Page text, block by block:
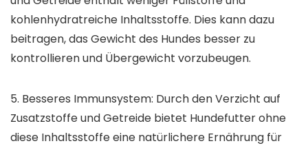
kohlenhydratreiche Inhaltsstoffe. Dies kann dazu
beitragen, das Gewicht des Hundes besser zu
kontrollieren und Übergewicht vorzubeugen.
5. Besseres Immunsystem: Durch den Verzicht auf
Zusatzstoffe und Getreide bietet Hundefutter ohne
diese Inhaltsstoffe eine natürlichere Ernährung für